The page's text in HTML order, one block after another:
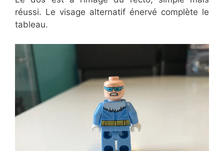
réussi. Le visage alternatif énervé complète le
tableau.